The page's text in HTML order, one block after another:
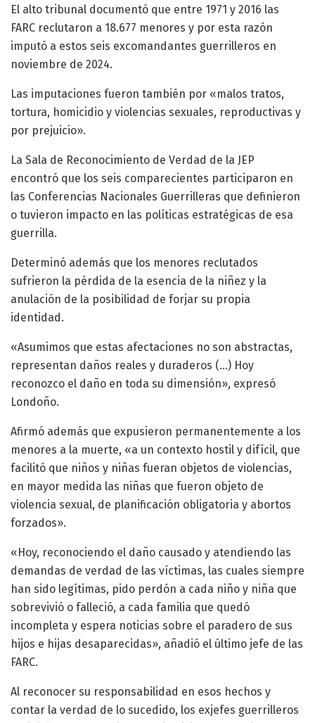
El alto tribunal documentó que entre 1971 y 2016 las
FARC reclutaron a 18.677 menores y por esta razón
imputó a estos seis excomandantes guerrilleros en
noviembre de 2024.
Las imputaciones fueron también por «malos tratos,
tortura, homicidio y violencias sexuales, reproductivas y
por prejuicio».
La Sala de Reconocimiento de Verdad de la JEP
encontró que los seis comparecientes participaron en
las Conferencias Nacionales Guerrilleras que definieron
o tuvieron impacto en las políticas estratégicas de esa
guerrilla.
Determinó además que los menores reclutados
sufrieron la pérdida de la esencia de la niñez y la
anulación de la posibilidad de forjar su propia
identidad.
«Asumimos que estas afectaciones no son abstractas,
representan daños reales y duraderos (…) Hoy
reconozco el daño en toda su dimensión», expresó
Londoño.
Afirmó además que expusieron permanentemente a los
menores a la muerte, «a un contexto hostil y difícil, que
facilitó que niños y niñas fueran objetos de violencias,
en mayor medida las niñas que fueron objeto de
violencia sexual, de planificación obligatoria y abortos
forzados».
«Hoy, reconociendo el daño causado y atendiendo las
demandas de verdad de las víctimas, las cuales siempre
han sido legítimas, pido perdón a cada niño y niña que
sobrevivió o falleció, a cada familia que quedó
incompleta y espera noticias sobre el paradero de sus
hijos e hijas desaparecidas», añadió el último jefe de las
FARC.
Al reconocer su responsabilidad en esos hechos y
contar la verdad de lo sucedido, los exjefes guerrilleros